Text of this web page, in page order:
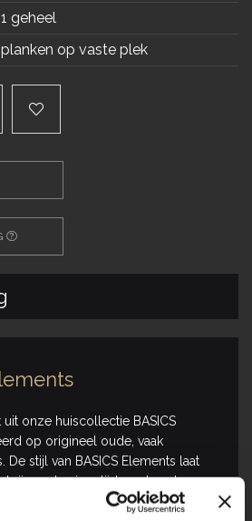
1 geheel
planken op vaste plek
onze huiscollectie BASICS
op origineel oude, vaak
De stijl van BASICS Elements laat
als eigentijds en trendy,
en feel. Deze producten zijn